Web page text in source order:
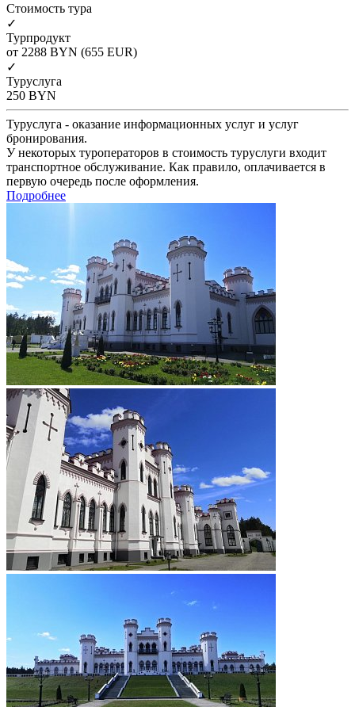
Cтоимость тура
✓
Турпродукт
от 2288 BYN (655 EUR)
✓
Туруслуга
250 BYN
Туруслуга - оказание информационных услуг и услуг
бронирования.
У некоторых туроператоров в стоимость туруслуги входит
транспортное обслуживание. Как правило, оплачивается в
первую очередь после оформления.
Подробнее